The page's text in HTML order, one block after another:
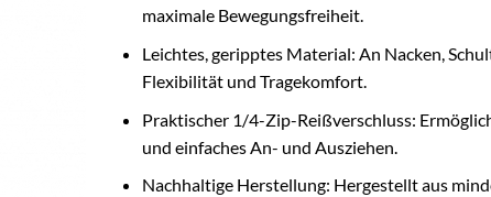
maximale Bewegungsfreiheit.
Leichtes, geripptes Material: An Nacken,
Flexibilität und Tragekomfort.
Praktischer 1/4-Zip-Reißverschluss:
und einfaches An- und Ausziehen.
Nachhaltige Herstellung: Hergestellt aus